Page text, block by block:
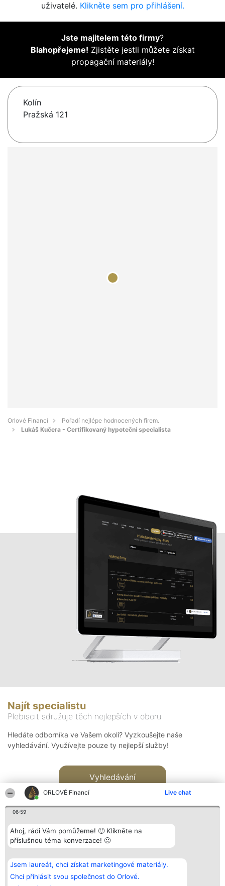
ORLOVÉ Financí Live chat
06:59
Ahoj, rádi Vám pomůžeme! 🙂 Klikněte na
příslušnou téma konverzace! 🙂
Jsem laureát, chci získat marketingové materiály.
Chci přihlásit svou společnost do Orlové.
uživatelé. Klikněte sem pro přihlášení.
Jste majitelem této firmy?
Blahopřejeme! Zjistěte jestli můžete získat
propagační materiály!
Kolín
Pražská 121
Orlové Financí
Pořadí nejlépe hodnocených firem.
Lukáš Kučera - Certifikovaný hypoteční specialista
Najít specialistu
Plebiscit sdružuje těch nejlepších v oboru
Hledáte odborníka ve Vašem okolí? Vyzkoušejte naše
vyhledávání. Využívejte pouze ty nejlepší služby!
Vyhledávání
Bright Side Solutions sp. z o.
o. sp. k.
ul. Ruska 22
Wrocław 50-079
Vítězové
Seznam všech
laureátů
Zásady
Kontakt